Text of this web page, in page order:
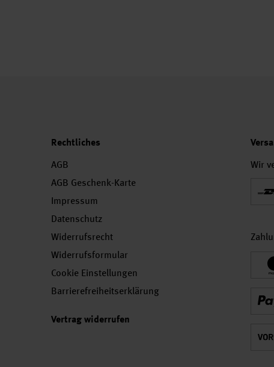
Rechtliches
AGB
AGB Geschenk-Karte
Impressum
Datenschutz
Widerrufsrecht
Widerrufsformular
Cookie Einstellungen
Barrierefreiheitserklärung
Vertrag widerrufen
Wir